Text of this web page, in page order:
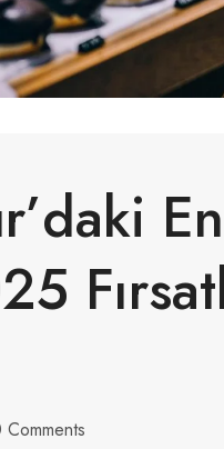
Comments